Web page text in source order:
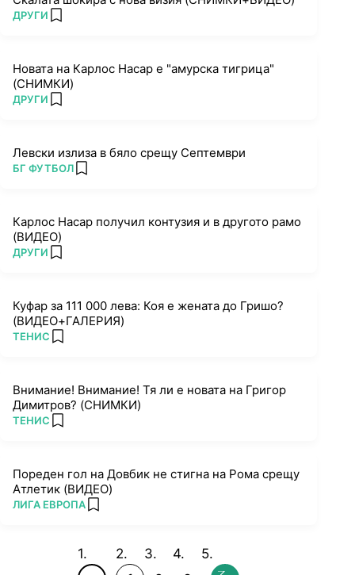
ПОВЕЧЕ ОТ
ДРУГИ add favorites
Новата на Карлос Насар е "амурска тигрица"
(СНИМКИ)
ПОВЕЧЕ ОТ
ДРУГИ add favorites
Левски излиза в бяло срещу Септември
ПОВЕЧЕ ОТ
БГ ФУТБОЛ add favorites
Карлос Насар получил контузия и в другото рамо
(ВИДЕО)
ПОВЕЧЕ ОТ
ДРУГИ add favorites
Куфар за 111 000 лева: Коя е жената до Гришо?
(ВИДЕО+ГАЛЕРИЯ)
ПОВЕЧЕ ОТ
ТЕНИС add favorites
Внимание! Внимание! Тя ли е новата на Григор
Димитров? (СНИМКИ)
ПОВЕЧЕ ОТ
ТЕНИС add favorites
Пореден гол на Довбик не стигна на Рома срещу
Атлетик (ВИДЕО)
ПОВЕЧЕ ОТ
ЛИГА ЕВРОПА add favorites